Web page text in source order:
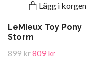
Lägg i korgen
LeMieux Toy Pony
Storm
899 kr809 kr